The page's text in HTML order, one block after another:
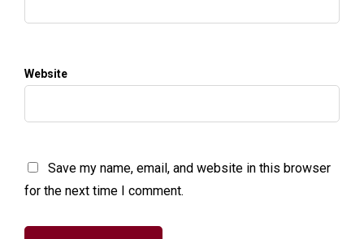
Website
Save my name, email, and website in this browser
for the next time I comment.